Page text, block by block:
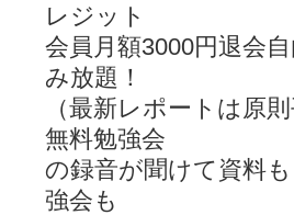
レジット
会員月額3000円退会
み放題！
（最新レポートは原
無料勉強会
の録音が聞けて資料
強会も